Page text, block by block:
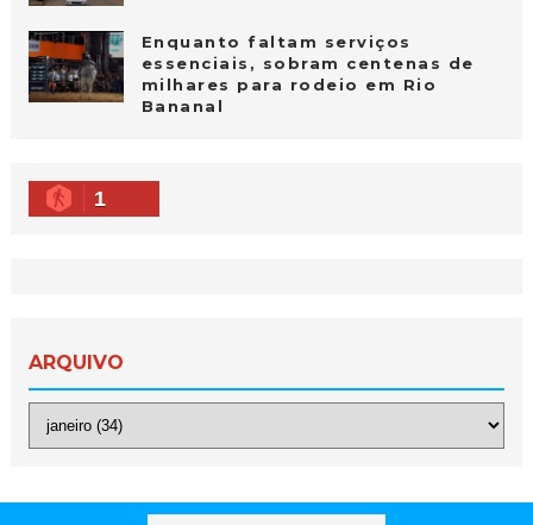
Enquanto faltam serviços
essenciais, sobram centenas de
milhares para rodeio em Rio
Bananal
1
ARQUIVO